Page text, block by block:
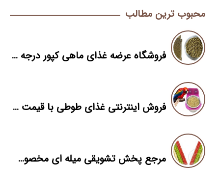
محبوب ترین مطالب
فروشگاه عرضه غذای ماهی کپور درجه یک برای ماهیگیری
فروش اینترنتی غذای طوطی با قیمت مناسب
مرجع پخش تشویقی میله ای مخصوص سگ